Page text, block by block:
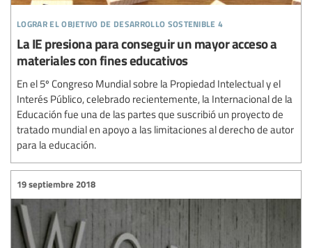
lograr el objetivo de desarrollo sostenible 4
La IE presiona para conseguir un mayor acceso a
materiales con fines educativos
En el 5º Congreso Mundial sobre la Propiedad Intelectual y el
Interés Público, celebrado recientemente, la Internacional de la
Educación fue una de las partes que suscribió un proyecto de
tratado mundial en apoyo a las limitaciones al derecho de autor
para la educación.
19 septiembre 2018